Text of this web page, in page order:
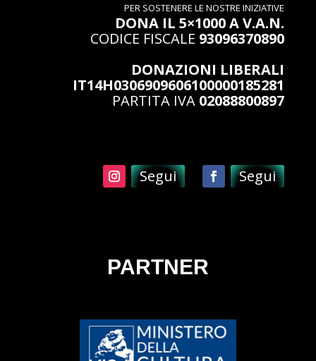
PER SOSTENERE LE NOSTRE INIZIATIVE
DONA IL 5×1000 A V.A.N.
CODICE FISCALE 93096370890
DONAZIONI LIBERALI
IT14H0306909606100000185281
PARTITA IVA 02088800897
Segui Segui
PARTNER